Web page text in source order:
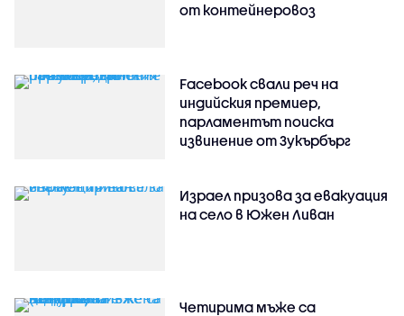
от контейнеровоз
Facebook свали реч на
индийския премиер,
парламентът поиска
извинение от Зукърбърг
Израел призова за евакуация
на село в Южен Ливан
Четирима мъже са